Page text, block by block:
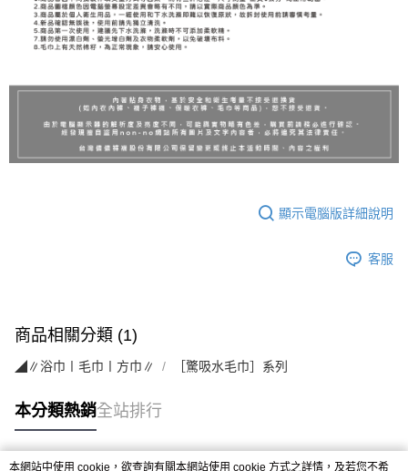
顯示電腦版詳細說明
客服
商品相關分類 (1)
◢∥浴巾〡毛巾〡方巾∥ ［驚吸水毛巾］系列
本分類熱銷全站排行
本網站中使用 cookie，欲查詢有關本網站使用 cookie 方式之詳情，及若您不希